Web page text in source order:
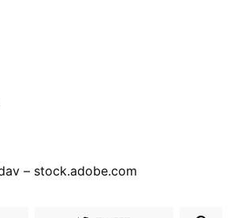
– stock.adobe.com